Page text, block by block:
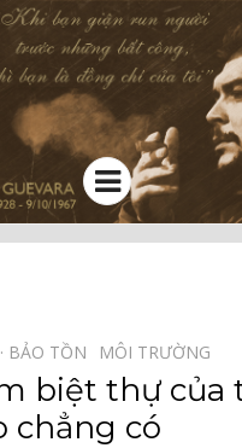
đồng
Menu
BẢO TỒN⠀ MÔI TRƯỜNG⠀
biệt thự của
chẳng có